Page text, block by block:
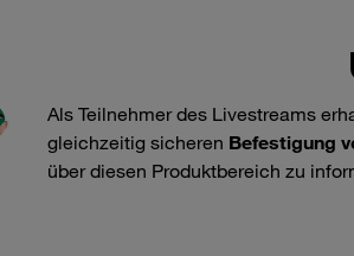
Als Teilnehmer des Livestreams
gleichzeitig sicheren Befestigung
über diesen Produktbereich zu